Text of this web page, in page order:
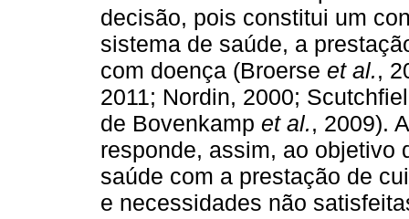
decisão, pois constitui um
sistema de saúde, a
com doença (Broerse et al.,
2011; Nordin, 2000;
de Bovenkamp et al., 2009).
responde, assim, ao objetivo
saúde com a prestação de
e necessidades não